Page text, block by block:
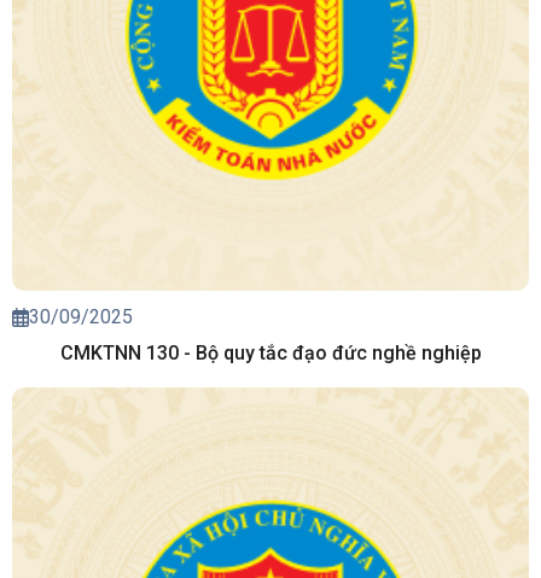
30/09/2025
CMKTNN 130 - Bộ quy tắc đạo đức nghề nghiệp